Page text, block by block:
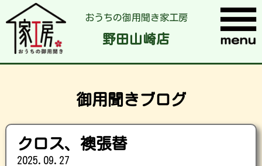
おうちの御用聞き家工房
野田山崎店
御用聞きブログ
クロス、襖張替
2025.09.27